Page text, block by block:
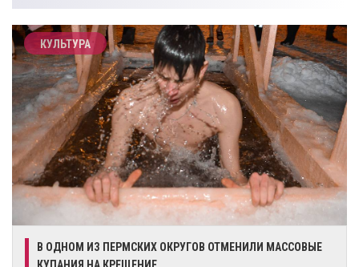
КУЛЬТУРА
В ОДНОМ ИЗ ПЕРМСКИХ ОКРУГОВ ОТМЕНИЛИ МАССОВЫЕ
КУПАНИЯ НА КРЕЩЕНИЕ